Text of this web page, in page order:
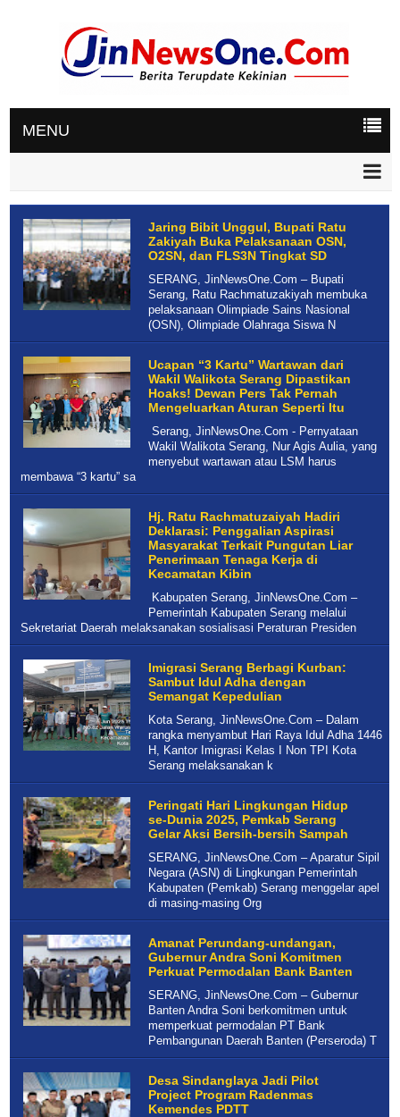
MENU
Jaring Bibit Unggul, Bupati Ratu
Zakiyah Buka Pelaksanaan OSN,
O2SN, dan FLS3N Tingkat SD
SERANG, JinNewsOne.Com – Bupati
Serang, Ratu Rachmatuzakiyah membuka
pelaksanaan Olimpiade Sains Nasional
(OSN), Olimpiade Olahraga Siswa N
Ucapan “3 Kartu” Wartawan dari
Wakil Walikota Serang Dipastikan
Hoaks! Dewan Pers Tak Pernah
Mengeluarkan Aturan Seperti Itu
Serang, JinNewsOne.Com - Pernyataan
Wakil Walikota Serang, Nur Agis Aulia, yang
menyebut wartawan atau LSM harus
membawa “3 kartu” sa
Hj. Ratu Rachmatuzaiyah Hadiri
Deklarasi: Penggalian Aspirasi
Masyarakat Terkait Pungutan Liar
Penerimaan Tenaga Kerja di
Kecamatan Kibin
Kabupaten Serang, JinNewsOne.Com –
Pemerintah Kabupaten Serang melalui
Sekretariat Daerah melaksanakan sosialisasi Peraturan Presiden
Imigrasi Serang Berbagi Kurban:
Sambut Idul Adha dengan
Semangat Kepedulian
Kota Serang, JinNewsOne.Com – Dalam
rangka menyambut Hari Raya Idul Adha 1446
H, Kantor Imigrasi Kelas I Non TPI Kota
Serang melaksanakan k
Peringati Hari Lingkungan Hidup
se-Dunia 2025, Pemkab Serang
Gelar Aksi Bersih-bersih Sampah
SERANG, JinNewsOne.Com – Aparatur Sipil
Negara (ASN) di Lingkungan Pemerintah
Kabupaten (Pemkab) Serang menggelar apel
di masing-masing Org
Amanat Perundang-undangan,
Gubernur Andra Soni Komitmen
Perkuat Permodalan Bank Banten
SERANG, JinNewsOne.Com – Gubernur
Banten Andra Soni berkomitmen untuk
memperkuat permodalan PT Bank
Pembangunan Daerah Banten (Perseroda) T
Desa Sindanglaya Jadi Pilot
Project Program Radenmas
Kemendes PDTT